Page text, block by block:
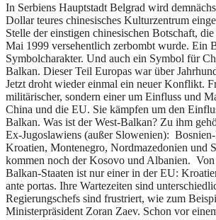
In Serbiens Hauptstadt Belgrad wird
Dollar teures chinesisches Kulturzentrum
Stelle der einstigen chinesischen Botschaft,
Mai 1999 versehentlich zerbombt wurde. Ein
Symbolcharakter. Und auch ein Symbol für
Balkan. Dieser Teil Europas war über
Jetzt droht wieder einmal ein neuer Konflikt.
militärischer, sondern einer um Einfluss und
China und die EU. Sie kämpfen um den
Balkan. Was ist der West-Balkan? Zu ihm
Ex-Jugoslawiens (außer Slowenien):
Kroatien, Montenegro, Nordmazedonien und
kommen noch der Kosovo und Albanien. Von
Balkan-Staaten ist nur einer in der EU:
ante portas. Ihre Wartezeiten sind
Regierungschefs sind frustriert, wie zum
Ministerpräsident Zoran Zaev. Schon vor